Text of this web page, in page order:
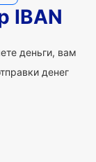
IBAN
деньги, вам
денег